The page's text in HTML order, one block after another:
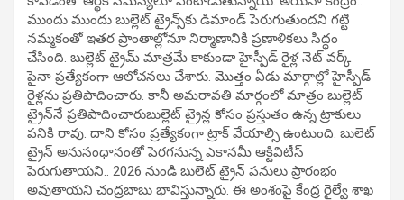
ముందు ముందు బుల్లెట్ ట్రైన్స్‌కు డిమాండ్ పెరుగుతుందని గట్టి
నమ్మకంతో ఇతర ప్రాంతాల్లోనూ నిర్మాణానికి ప్రణాళికలు సిద్ధం
చేసింది. బుల్లెట్ ట్రైమ్ మాత్రమే కాకుండా హైస్పీడ్ రైళ్ల నెట్ వర్క్
పైనా ప్రత్యేకంగా ఆలోచనలు చేశారు. మొత్తం ఏడు మార్గాల్లో హైస్పీడ్
రైళ్లను ప్రతిపాదించారు. కానీ అమరావతి మార్గంలో మాత్రం బుల్లెట్
ట్రైన్‌నే ప్రతిపాదించారుబుల్లెట్ ట్రైన్ల కోసం ప్రస్తుతం ఉన్న ట్రాకులు
పనికి రావు. దాని కోసం ప్రత్యేకంగా ట్రాక్ వేయాల్సి ఉంటుంది. బులెట్
ట్రైన్ అనుసంధానంతో పెరగనున్న ఎకానమీ ఆక్టివిటీస్
పెరుగుతాయని.. 2026 నుండి బులెట్ ట్రైన్ పనులు ప్రారంభం
అవుతాయని చంద్రబాబు భావిస్తున్నారు. ఈ అంశంపై కేంద్ర రైల్వే శాఖ